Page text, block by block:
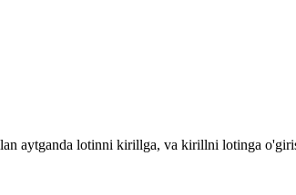
lotinni kirillga, va kirillni lotinga